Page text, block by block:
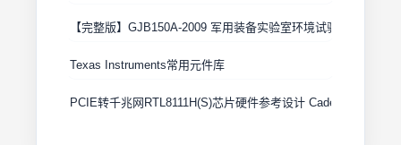
【完整版】GJB150A-2009 军用装备实验室环境试验方法
Texas Instruments常用元件库
PCIE转千兆网RTL8111H(S)芯片硬件参考设计 Cadence原理图